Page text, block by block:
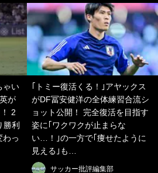
ゃい
が
2
利
わっ
｢トミー復活くる！｣アヤックス
がDF冨安健洋の全体練習合流シ
ョット公開！ 完全復活を目指す
姿に｢ワクワクが止まらな
い…！｣の一方で｢痩せたように
見える｣も…
サッカー批評編集部